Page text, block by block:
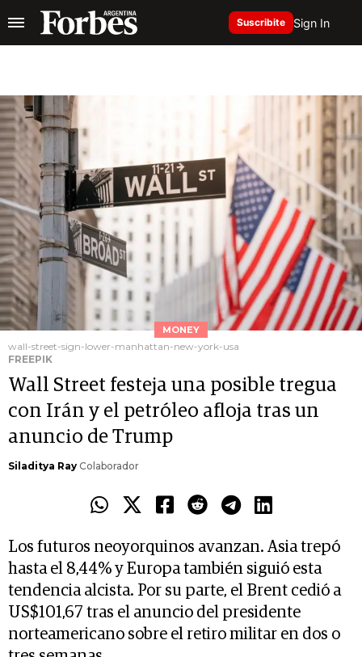
Suscribite Sign In
MONEY
wall-street-sign-lower-manhattan-new-york-usa
FREEPIK
Wall Street festeja una posible tregua
con Irán y el petróleo afloja tras un
anuncio de Trump
Siladitya Ray Colaborador
Los futuros neoyorquinos avanzan. Asia trepó
hasta el 8,44% y Europa también siguió esta
tendencia alcista. Por su parte, el Brent cedió a
US$101,67 tras el anuncio del presidente
norteamericano sobre el retiro militar en dos o